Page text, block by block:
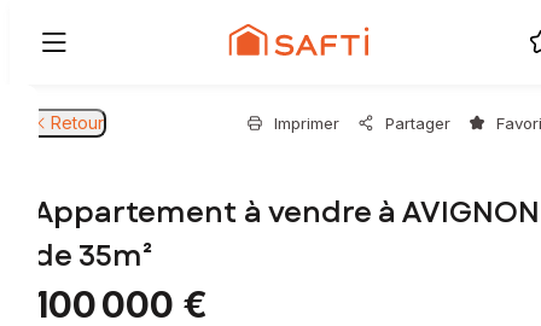
Retour Imprimer Partager
Appartement à vendre à AVIGNON
de 35m²
100 000 €